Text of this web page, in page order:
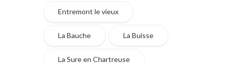
Entremont le vieux
La Bauche La Buisse
La Sure en Chartreuse